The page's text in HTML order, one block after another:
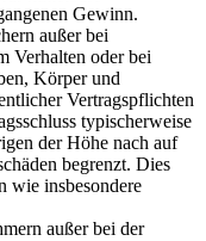
Gewinn.
außer bei
Verhalten oder bei
Körper und
Vertragspflichten
typischerweise
der Höhe nach auf
begrenzt. Dies
wie insbesondere
außer bei der